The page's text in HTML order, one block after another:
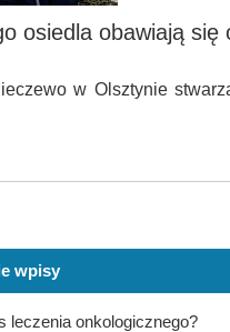
osiedla obawiają się
w Olsztynie
wpisy
leczenia onkologicznego?